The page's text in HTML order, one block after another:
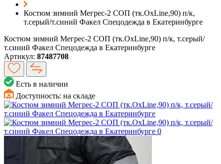
Костюм зимний Мегрес-2 СОП (тк.OxLine,90) п/к,
т.серый/т.синий Факел Спецодежда в Екатеринбурге
Костюм зимний Мегрес-2 СОП (тк.OxLine,90) п/к, т.серый/
т.синий Факел Спецодежда в Екатеринбурге
Артикул: 87487708
Есть в наличии
Доступность: на складе